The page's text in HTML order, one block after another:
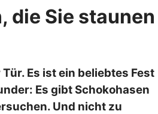
die Sie staunen
Es ist ein beliebtes Fest
Es gibt Schokohasen
Und nicht zu